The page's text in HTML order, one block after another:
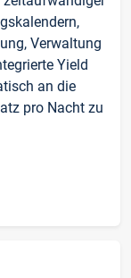
Verwaltung
Yield
an die
pro Nacht zu